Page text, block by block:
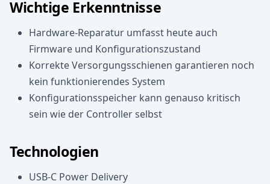
Wichtige Erkenntnisse
Hardware-Reparatur umfasst heute auch
Firmware und Konfigurationszustand
Korrekte Versorgungsschienen garantieren noch
kein funktionierendes System
Konfigurationsspeicher kann genauso kritisch
sein wie der Controller selbst
Technologien
USB-C Power Delivery